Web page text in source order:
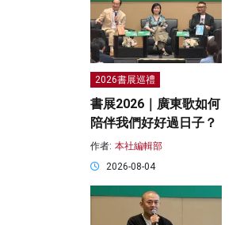
2026書展巡禮
書展2026｜廣東歌如何
陪伴我們好好過日子？
作者: 本社編輯部
2026-08-04